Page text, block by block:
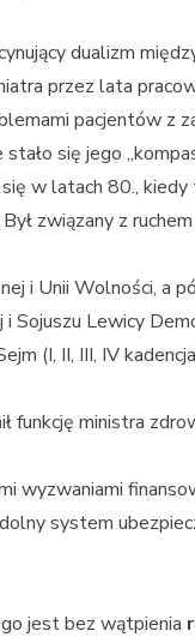
dualizm
przez lata
pacjentów z
się jego
w latach 80., kiedy
związany z ruchem
i Unii Wolności, a
Sojuszu Lewicy
(I, II, III, IV
funkcję ministra
wyzwaniami
system
jest bez wątpienia